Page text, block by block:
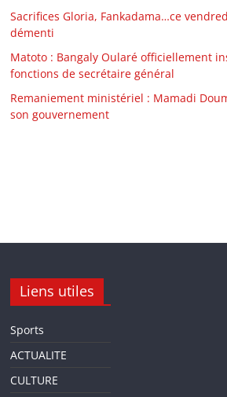
Sacrifices Gloria, Fankadama…ce
démenti
Matoto : Bangaly Oularé officiellement
fonctions de secrétaire général
Remaniement ministériel : Mamadi
son gouvernement
Liens utiles
Sports
ACTUALITE
CULTURE